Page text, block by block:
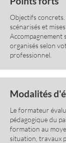
Objectifs
scénarisés et
Accompagnement
organisés selon
professionnel.
Modalités
Le formateur
pédagogique du
formation au
situation, travaux